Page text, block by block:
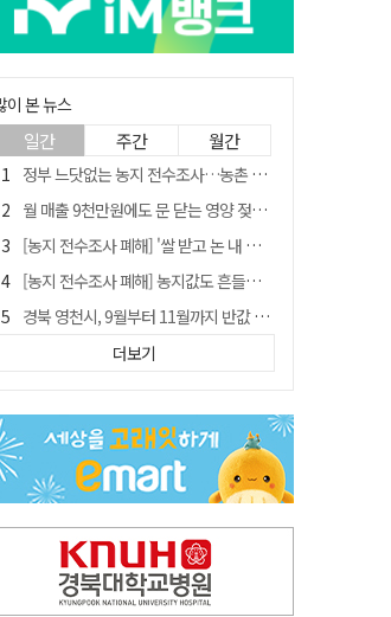
이 본 뉴스
일간 주간 월간
정부 느닷없는 농지 전수조사…농촌 들쑤시는 '경자유전'의 칼날
월 매출 9천만원에도 문 닫는 영양 젖소농장… "일할 사람이 없어"
[농지 전수조사 폐해] '쌀 받고 논 내 준' 도지농 이제 어쩌나?
[농지 전수조사 폐해] 농지값도 흔들리나…"도지 막히면 헐값 매물 나올 수도"
경북 영천시, 9월부터 11월까지 반값 여행 혜택 제공
'솔리다임 IPO 추진설' SK하이닉스, 주가 9% 급락
[농지 전수조사 폐해] 실경작농·청년농 부담도 커진다
아쉬운 태클
김주수 전 의성군수 공덕비 결국 철거… 문화재법 위반 원상복구
더보기